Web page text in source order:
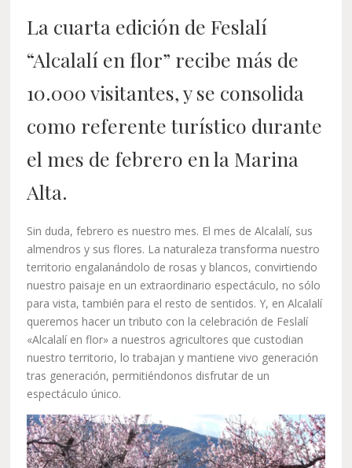
La cuarta edición de Feslalí
“Alcalalí en flor” recibe más de
10.000 visitantes, y se consolida
como referente turístico durante
el mes de febrero en la Marina
Alta.
Sin duda, febrero es nuestro mes. El mes de Alcalalí, sus
almendros y sus flores. La naturaleza transforma nuestro
territorio engalanándolo de rosas y blancos, convirtiendo
nuestro paisaje en un extraordinario espectáculo, no sólo
para vista, también para el resto de sentidos. Y, en Alcalalí
queremos hacer un tributo con la celebración de Feslalí
«Alcalalí en flor» a nuestros agricultores que custodian
nuestro territorio, lo trabajan y mantiene vivo generación
tras generación, permitiéndonos disfrutar de un
espectáculo único.